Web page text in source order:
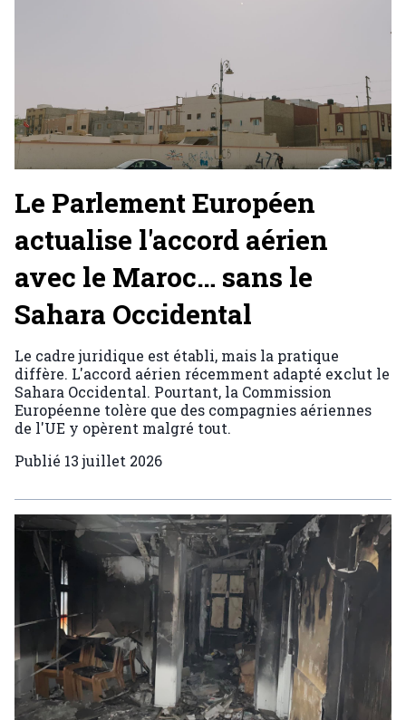
Le Parlement Européen
actualise l'accord aérien
avec le Maroc… sans le
Sahara Occidental
Le cadre juridique est établi, mais la pratique
diffère. L'accord aérien récemment adapté exclut le
Sahara Occidental. Pourtant, la Commission
Européenne tolère que des compagnies aériennes
de l'UE y opèrent malgré tout.
Publié 13 juillet 2026